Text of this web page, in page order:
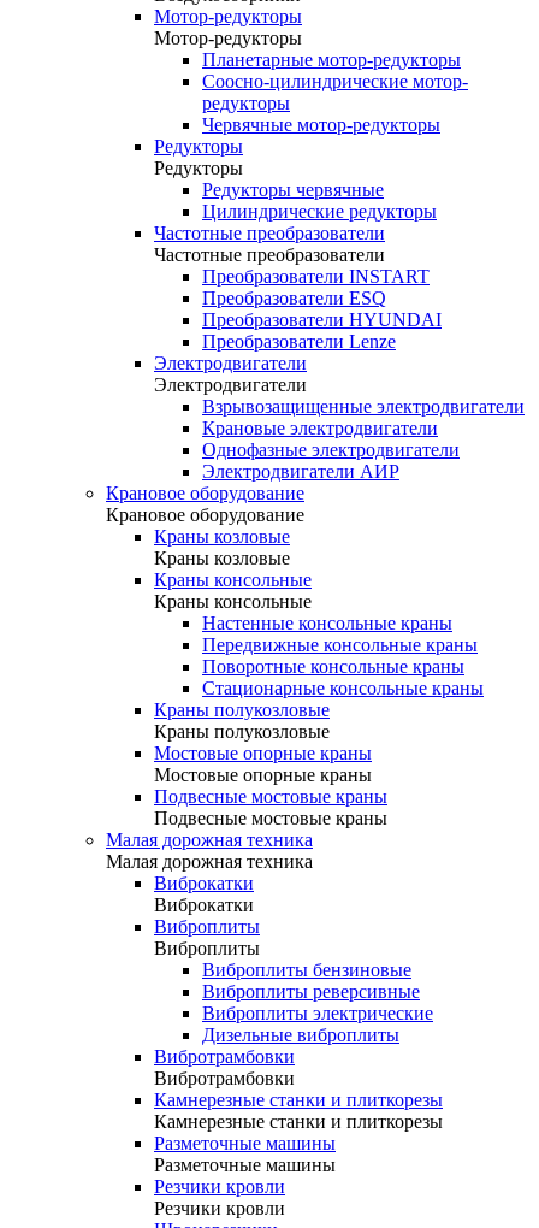
Мотор-редукторы
Мотор-редукторы
Планетарные мотор-редукторы
Соосно-цилиндрические мотор-
редукторы
Червячные мотор-редукторы
Редукторы
Редукторы
Редукторы червячные
Цилиндрические редукторы
Частотные преобразователи
Частотные преобразователи
Преобразователи INSTART
Преобразователи ESQ
Преобразователи HYUNDAI
Преобразователи Lenze
Электродвигатели
Электродвигатели
Взрывозащищенные электродвигатели
Крановые электродвигатели
Однофазные электродвигатели
Электродвигатели АИР
Крановое оборудование
Крановое оборудование
Краны козловые
Краны козловые
Краны консольные
Краны консольные
Настенные консольные краны
Передвижные консольные краны
Поворотные консольные краны
Стационарные консольные краны
Краны полукозловые
Краны полукозловые
Мостовые опорные краны
Мостовые опорные краны
Подвесные мостовые краны
Подвесные мостовые краны
Малая дорожная техника
Малая дорожная техника
Виброкатки
Виброкатки
Виброплиты
Виброплиты
Виброплиты бензиновые
Виброплиты реверсивные
Виброплиты электрические
Дизельные виброплиты
Вибротрамбовки
Вибротрамбовки
Камнерезные станки и плиткорезы
Камнерезные станки и плиткорезы
Разметочные машины
Разметочные машины
Резчики кровли
Резчики кровли